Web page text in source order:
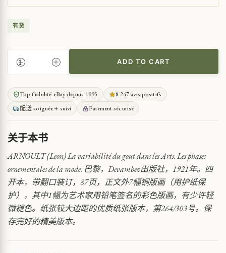
有货
术
品
味
的
变
动
性
与
尚
装
饰
阶
QUANTITY
ADD TO CART
Top fiabilité eBay depuis 1995
8 247 avis positifs
配送 soignée + suivi
Paiement sécurisé
关于本书
ARNOULT (Leon) La variabilité du gout dans les Arts. Les phases
ornementales de la mode. 巴黎，Devambez出版社，1921年。四
开本，带翻口装订，87页，正文外7幅铜版画（用护纸保
护），其中1幅为艺术家用铅笔签名的彩色版画，有少许轻
微褪色。纸张较大边距的优质纸张版本，第264/303号。保
存完好的精美版本。